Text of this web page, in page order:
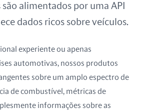
alimentados por uma API
dados ricos sobre veículos.
experiente ou apenas
automotivas, nossos produtos
sobre um amplo espectro de
de combustível, métricas de
informações sobre as